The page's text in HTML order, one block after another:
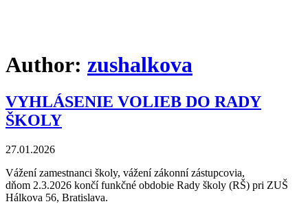
Author: zushalkova
VYHLÁSENIE VOLIEB DO RADY
ŠKOLY
27.01.2026
Vážení zamestnanci školy, vážení zákonní zástupcovia,
dňom 2.3.2026 končí funkčné obdobie Rady školy (RŠ) pri ZUŠ
Hálkova 56, Bratislava.